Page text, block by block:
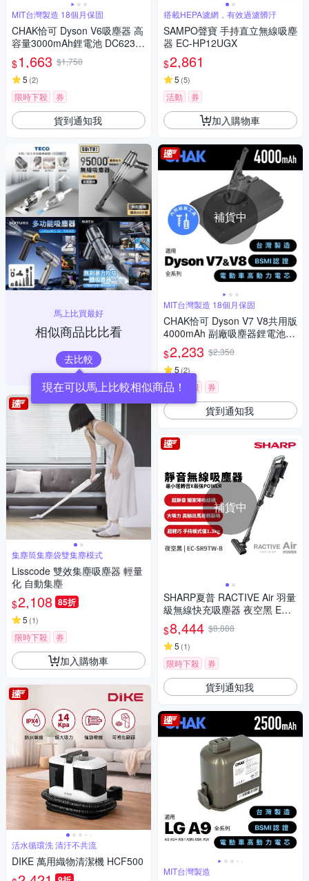
MIT台灣製造 18個月保固
CHAK恰可 Dyson V6吸塵器 高
容量3000mAh鋰電池 DC6230
(Dyson 副廠電池 戴森吸塵器配
件)
$1,663 $1,750
5 (2)
限時下殺 券
貨到通知我
馬上比買最好
相似商品比比看
去比較
現在可以馬上比較相似商品！
集塵筒集塵袋雙集塵模式
Lisscode 雙效集塵吸塵器 輕量
化 自動集塵
$2,108 85折
5 (1)
限時下殺 券
加入購物車
活水循環洗 清汙不共流
DIKE 萬用織物清潔機 HCF500
搭載HEPA濾網，有效過濾髒汙
SAMPO聲寶 手持直立無線吸塵
器 EC-HP12UGX
$2,861
5 (5)
活動 券
加入購物車
補貨中
MIT台灣製造 18個月保固
CHAK恰可 Dyson V7 V8共用版
4000mAh 副廠吸塵器鋰電池 D
C8240(Dyson 副廠電池 戴森吸
塵器配件)
$2,233 $2,350
5(2)
限時下殺 券
貨到通知我
補貨中
SHARP夏普 RACTIVE Air 羽量
級無線快充吸塵器 夜空黑 EC-
SR9TW-B
$8,444 $8,888
5 (1)
限時下殺 券
貨到通知我
MIT台灣製造